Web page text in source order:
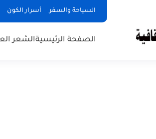
السياحة والسفر أسرار الكون
الصفحة الرئيسيةالشعر